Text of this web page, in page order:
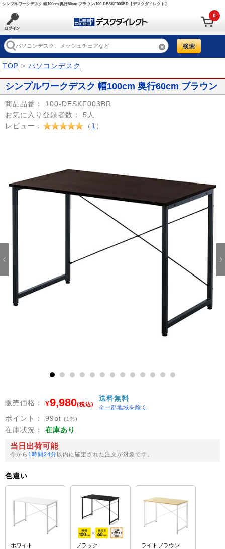
シンプルワークデスク 幅100cm 奥行60cm ブラウン/100-DESKF003BR【デスクダイレクト】
0
TOP > パソコンデスク
シンプルワークデスク 幅100cm 奥行60cm ブラウン
商品品番：
100-DESKF003BR
お気に入り登録者数：
5人
レビュー：
（ 1 ）
10 11 12
販売価格： ¥9,980(税込)
送料無料
※一部地域を除く
ポイント： 99pt (1%)
在庫状況： 在庫あり
当日出荷可能
今から 1時間24分以内に確定された注文が対象です。
色違い
ホワイト ブラック ライトブラウン